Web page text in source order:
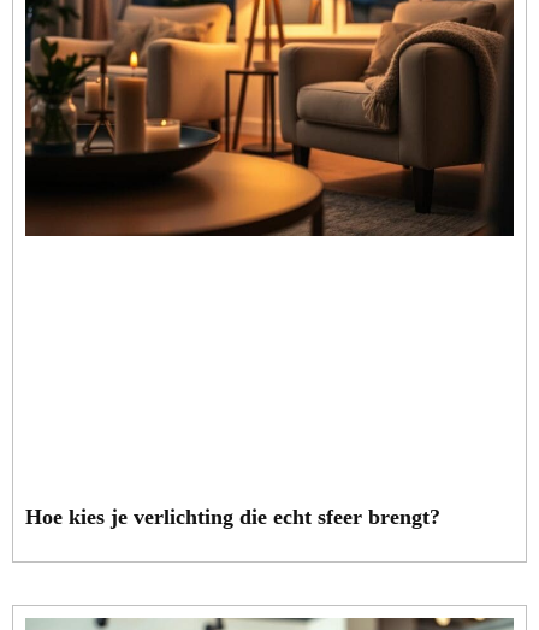
Hoe kies je verlichting die echt sfeer brengt?